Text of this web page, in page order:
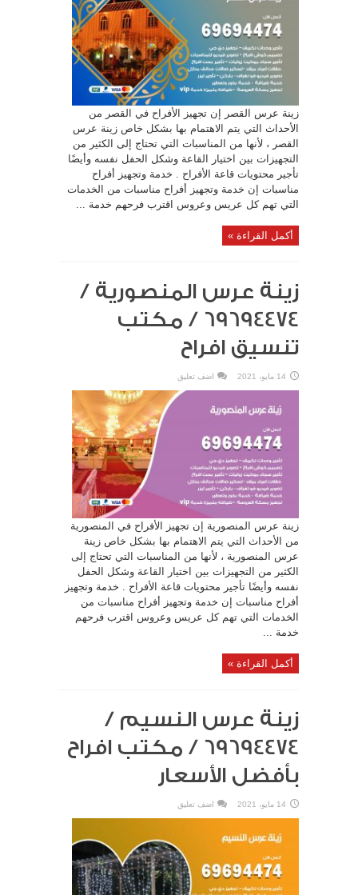
زينة عرس القصر إن تجهيز الأفراح في القصر من
الأحداث التي يتم الاهتمام بها بشكل خاص زينة عرس
القصر ، لأنها من المناسبات التي تحتاج إلى الكثير من
التجهيزات بين اختيار القاعة وشكل الحفل نفسه وأيضًا
تأجير محتويات قاعة الأفراح . خدمة وتجهيز أفراح
مناسبات إن خدمة وتجهيز أفراح مناسبات من الخدمات
التي تهم كل عريس وعروس اقترب فرحهم خدمة ...
أكمل القراءة »
زينة عرس المنصورية /
69694474 / مكتب
تنسيق افراح
14 مايو، 2021 اضف تعليق
زينة عرس المنصورية إن تجهيز الأفراح في المنصورية
من الأحداث التي يتم الاهتمام بها بشكل خاص زينة
عرس المنصورية ، لأنها من المناسبات التي تحتاج إلى
الكثير من التجهيزات بين اختيار القاعة وشكل الحفل
نفسه وأيضًا تأجير محتويات قاعة الأفراح . خدمة وتجهيز
أفراح مناسبات إن خدمة وتجهيز أفراح مناسبات من
الخدمات التي تهم كل عريس وعروس اقترب فرحهم
خدمة ...
أكمل القراءة »
زينة عرس النسيم /
69694474 / مكتب افراح
بأفضل الأسعار
14 مايو، 2021 اضف تعليق